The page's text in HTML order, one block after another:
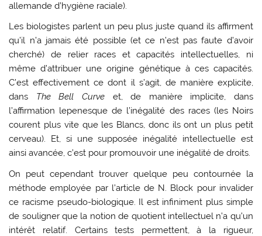
allemande d’hygiène raciale).
Les biologistes parlent un peu plus juste quand ils affirment
qu’il n’a jamais été possible (et ce n’est pas faute d’avoir
cherché) de relier races et capacités intellectuelles, ni
même d’attribuer une origine génétique à ces capacités.
C’est effectivement ce dont il s’agit, de manière explicite,
dans The Bell Curveet, de manière implicite, dans
l’affirmation lepenesque de l’inégalité des races (les Noirs
courent plus vite que les Blancs, donc ils ont un plus petit
cerveau). Et, si une supposée inégalité intellectuelle est
ainsi avancée, c’est pour promouvoir une inégalité de droits.
On peut cependant trouver quelque peu contournée la
méthode employée par l’article de N. Block pour invalider
ce racisme pseudo-biologique. Il est infiniment plus simple
de souligner que la notion de quotient intellectuel n’a qu’un
intérêt relatif. Certains tests permettent, à la rigueur,